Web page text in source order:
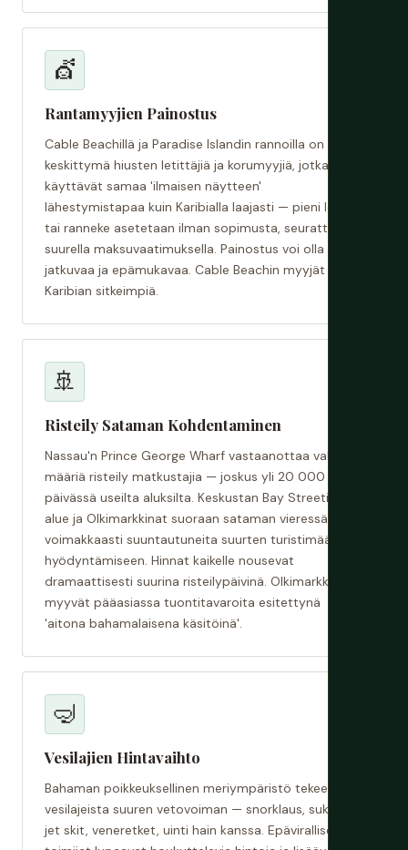
💇
Rantamyyjien Painostus
Cable Beachillä ja Paradise Islandin rannoilla on
keskittymä hiusten letittäjiä ja korumyyjiä, jotka
käyttävät samaa 'ilmaisen näytteen'
lähestymistapaa kuin Karibialla laajasti — pieni letti
tai ranneke asetetaan ilman sopimusta, seurattuna
suurella maksuvaatimuksella. Painostus voi olla
jatkuvaa ja epämukavaa. Cable Beachin myyjät ovat
Karibian sitkeimpiä.
🚢
Risteily Sataman Kohdentaminen
Nassau'n Prince George Wharf vastaanottaa valtavia
määriä risteily matkustajia — joskus yli 20 000
päivässä useilta aluksilta. Keskustan Bay Streetin
alue ja Olkimarkkinat suoraan sataman vieressä ovat
voimakkaasti suuntautuneita suurten turistimäärien
hyödyntämiseen. Hinnat kaikelle nousevat
dramaattisesti suurina risteilypäivinä. Olkimarkkinat
myyvät pääasiassa tuontitavaroita esitettynä
'aitona bahamalaisena käsitöinä'.
🤿
Vesilajien Hintavaihto
Bahaman poikkeuksellinen meriympäristö tekee
vesilajeista suuren vetovoiman — snorklaus, sukellus,
jet skit, veneretket, uinti hain kanssa. Epäviralliset